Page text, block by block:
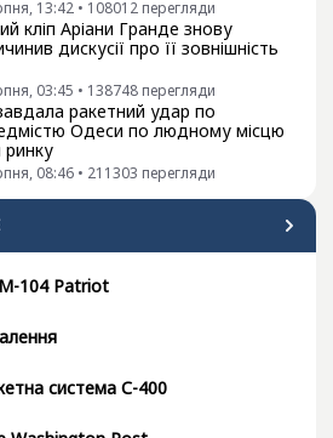
13:42 • 108012 перегляди
кліп Аріани Гранде знову
дискусії про її зовнішність
03:45 • 138748 перегляди
ракетний удар по
Одеси по людному місцю
ринку
08:46 • 211303 перегляди
104 Patriot
система С-400